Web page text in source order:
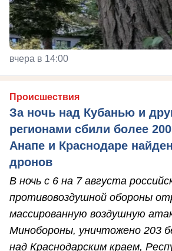
вчера в 14:00
Происшествия
За ночь над Кубанью и
регионами сбили более
Анапе и Краснодаре
дронов
В ночь с 6 на 7 августа
противовоздушной обороны
массированную воздушную
Минобороны, уничтожено 203
над Краснодарским краем,